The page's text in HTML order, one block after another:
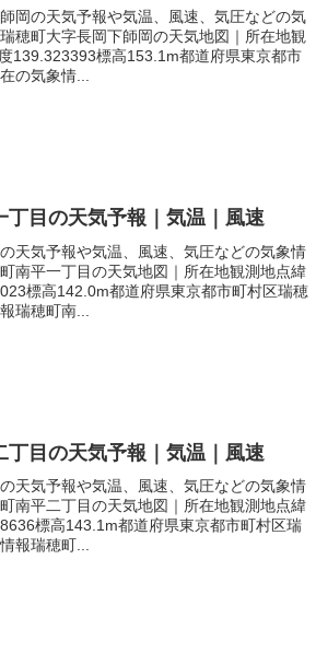
岡の天気予報や気温、風速、気圧などの気
穂町大字長岡下師岡の天気地図｜所在地観
139.323393標高153.1m都道府県東京都市
の気象情...
丁目の天気予報｜気温｜風速
天気予報や気温、風速、気圧などの気象情
南平一丁目の天気地図｜所在地観測地点緯
標高142.0m都道府県東京都市町村区瑞穂
瑞穂町南...
丁目の天気予報｜気温｜風速
天気予報や気温、風速、気圧などの気象情
南平二丁目の天気地図｜所在地観測地点緯
標高143.1m都道府県東京都市町村区瑞
報瑞穂町...